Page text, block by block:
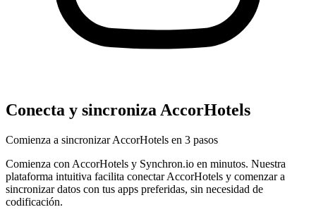
Conecta y sincroniza AccorHotels
Comienza a sincronizar AccorHotels en 3 pasos
Comienza con AccorHotels y Synchron.io en minutos. Nuestra
plataforma intuitiva facilita conectar AccorHotels y comenzar a
sincronizar datos con tus apps preferidas, sin necesidad de
codificación.